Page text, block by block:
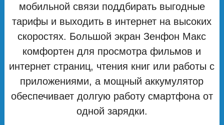
мобильной связи поддбирать выгодные
тарифы и выходить в интернет на высоких
скоростях. Большой экран Зенфон Макс
комфортен для просмотра фильмов и
интернет страниц, чтения книг или работы с
приложениями, а мощный аккумулятор
обеспечивает долгую работу смартфона от
одной зарядки.